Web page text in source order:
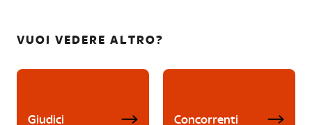
VUOI VEDERE ALTRO?
Giudici Concorrenti